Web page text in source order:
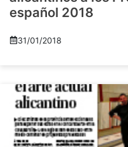
español 2018
31/01/2018